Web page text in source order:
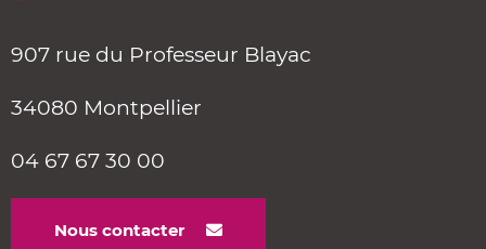
907 rue du Professeur Blayac
34080 Montpellier
04 67 67 30 00
Nous contacter